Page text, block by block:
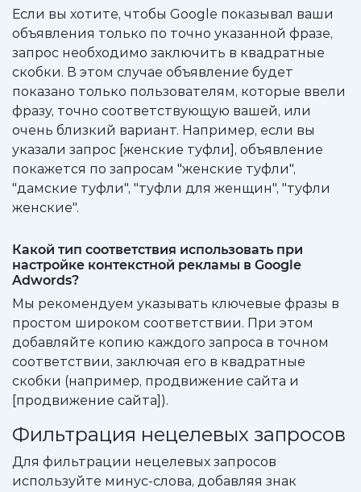
Если вы хотите, чтобы Google показывал ваши
объявления только по точно указанной фразе,
запрос необходимо заключить в квадратные
скобки. В этом случае объявление будет
показано только пользователям, которые ввели
фразу, точно соответствующую вашей, или
очень близкий вариант. Например, если вы
указали запрос [женские туфли], объявление
покажется по запросам "женские туфли",
"дамские туфли", "туфли для женщин", "туфли
женские".
Какой тип соответствия использовать при
настройке контекстной рекламы в Google
Adwords?
Мы рекомендуем указывать ключевые фразы в
простом широком соответствии. При этом
добавляйте копию каждого запроса в точном
соответствии, заключая его в квадратные
скобки (например, продвижение сайта и
[продвижение сайта]).
Фильтрация нецелевых запросов
Для фильтрации нецелевых запросов
используйте минус-слова, добавляя знак